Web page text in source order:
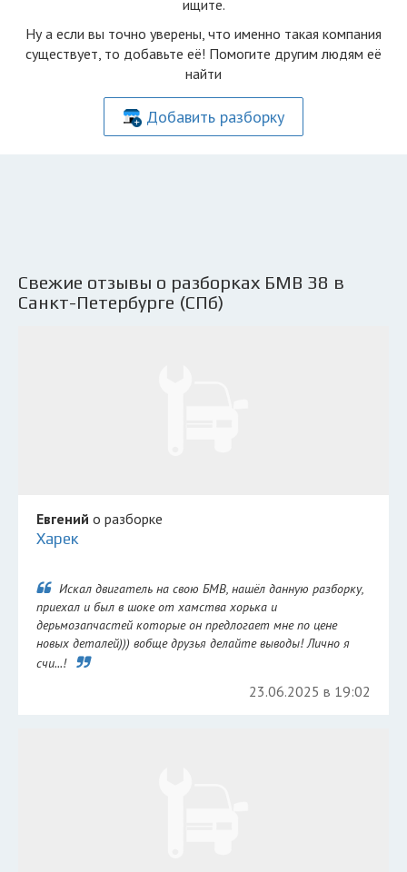
ищите.
Ну а если вы точно уверены, что именно такая компания
существует, то добавьте её! Помогите другим людям её
найти
Добавить разборку
Свежие отзывы о разборках БМВ З8 в
Санкт-Петербурге (СПб)
Евгений о разборке
Харек
Искал двигатель на свою БМВ, нашёл данную разборку,
приехал и был в шоке от хамства хорька и
дерьмозапчастей которые он предлогает мне по цене
новых деталей))) вобще друзья делайте выводы! Лично я
счи...!
23.06.2025 в 19:02